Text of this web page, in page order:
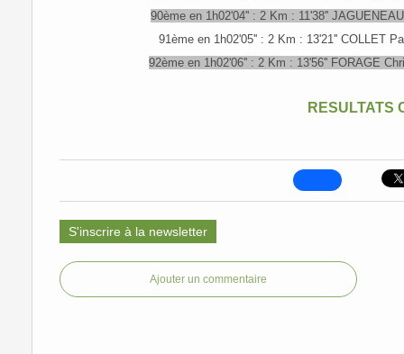
90ème en 1h02'04'' : 2 Km : 11'38''
91ème en 1h02'05'' : 2 Km : 13'21'' COLLET
92ème en 1h02'06'' : 2 Km : 13'56'' FORAGE
RESULTATS
S'inscrire à la newsletter
Ajouter un commentaire